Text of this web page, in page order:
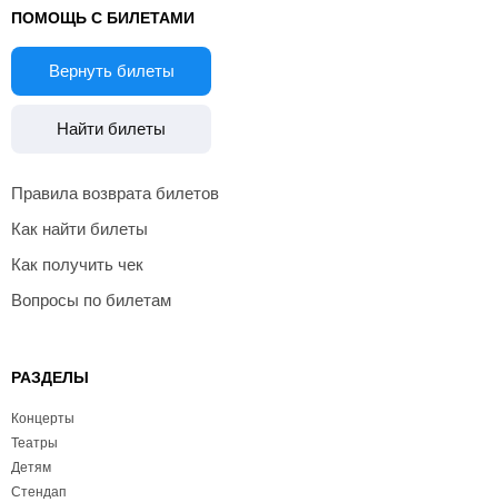
ПОМОЩЬ С БИЛЕТАМИ
Вернуть билеты
Найти билеты
Правила возврата билетов
Как найти билеты
Как получить чек
Вопросы по билетам
РАЗДЕЛЫ
Концерты
Театры
Детям
Стендап